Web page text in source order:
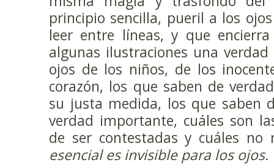
principio sencilla, pueril a los
leer entre líneas, y que
algunas ilustraciones una
ojos de los niños, de los
corazón, los que saben de
su justa medida, los que saben
verdad importante, cuáles son
de ser contestadas y cuáles
esencial es invisible para los ojos.